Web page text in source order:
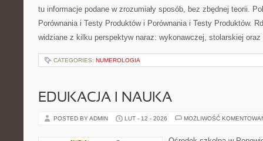
tu informacje podane w zrozumiały sposób, bez zbędnej teorii.
Porównania i Testy Produktów i Porównania i Testy Produktów.
widziane z kilku perspektyw naraz: wykonawczej, stolarskiej
CATEGORIES: NUMEROLOGIA
EDUKACJA I NAUKA
POSTED BY ADMIN LUT - 12 - 2026 MOŻLIWOŚĆ